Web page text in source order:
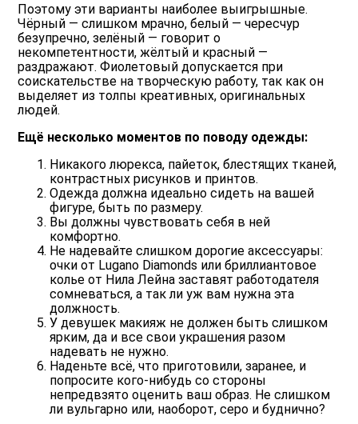
Поэтому эти варианты наиболее выигрышные.
Чёрный — слишком мрачно, белый — чересчур
безупречно, зелёный — говорит о
некомпетентности, жёлтый и красный —
раздражают. Фиолетовый допускается при
соискательстве на творческую работу, так как он
выделяет из толпы креативных, оригинальных
людей.
Ещё несколько моментов по поводу одежды:
Никакого люрекса, пайеток, блестящих тканей,
контрастных рисунков и принтов.
Одежда должна идеально сидеть на вашей
фигуре, быть по размеру.
Вы должны чувствовать себя в ней
комфортно.
Не надевайте слишком дорогие аксессуары:
очки от Lugano Diamonds или бриллиантовое
колье от Нила Лейна заставят работодателя
сомневаться, а так ли уж вам нужна эта
должность.
У девушек макияж не должен быть слишком
ярким, да и все свои украшения разом
надевать не нужно.
Наденьте всё, что приготовили, заранее, и
попросите кого-нибудь со стороны
непредвзято оценить ваш образ. Не слишком
ли вульгарно или, наоборот, серо и буднично?